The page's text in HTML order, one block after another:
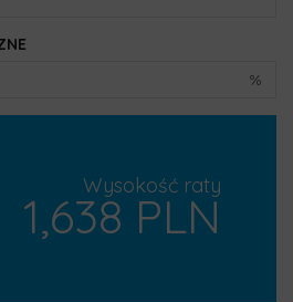
%
Wysokość raty
1,638 PLN